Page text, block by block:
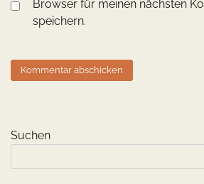
Browser für meinen nächsten
speichern.
Suchen